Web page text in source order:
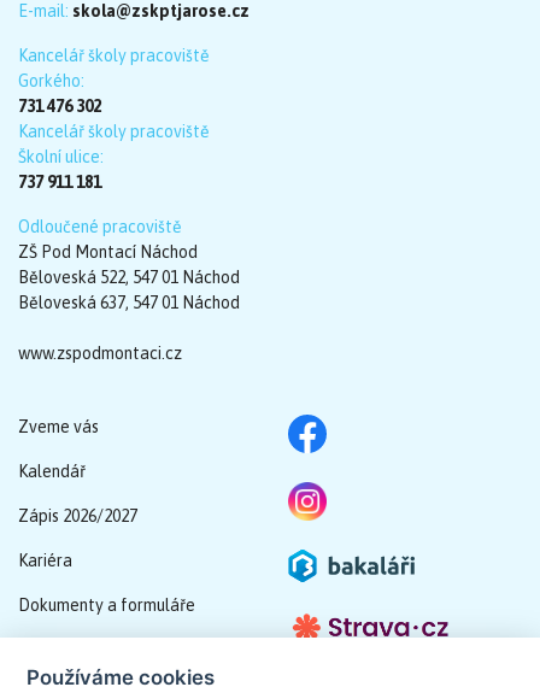
E-mail: skola@zskptjarose.cz
Kancelář školy pracoviště
Gorkého:
731 476 302
Kancelář školy pracoviště
Školní ulice:
737 911 181
Odloučené pracoviště
ZŠ Pod Montací Náchod
Běloveská 522, 547 01 Náchod
Běloveská 637, 547 01 Náchod
www.zspodmontaci.cz
Zveme vás
Kalendář
Zápis 2026/2027
Kariéra
Dokumenty a formuláře
Používáme cookies